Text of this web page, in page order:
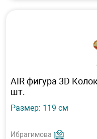
AIR фигура 3D
шт.
Размер: 119 см
Ибрагимова